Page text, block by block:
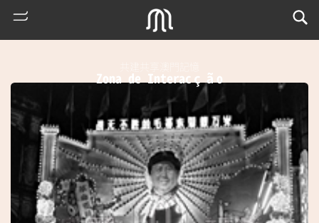
Zona de Interacção